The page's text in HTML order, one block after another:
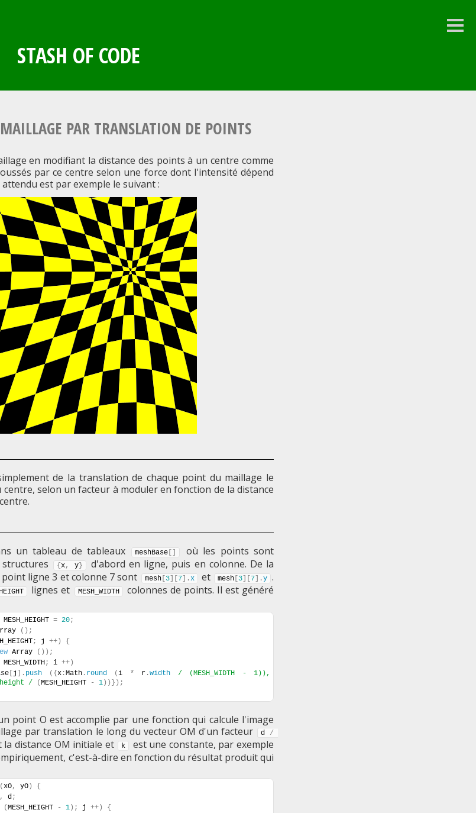
STASH OF CODE
PAR TRANSLATION DE POINTS
en modifiant la distance des points à un centre comme
par ce centre selon une force dont l'intensité dépend
est par exemple le suivant :
de la translation de chaque point du maillage le
centre, selon un facteur à moduler en fonction de la distance
un tableau de tableaux meshBase []
où les points sont
{x, y}
d'abord en ligne, puis en colonne. De la
ligne 3 et colonne 7 sont
mesh[3] [7] .x et mesh [3] [7] .y .
lignes et MESH_WIDTH
colonnes de points. Il est généré
MESH_HEIGHT = 20;
( ) ;
; j ++)
{
Array ( ) ) ;
MESH_WIDTH; i ++)
[j ] . push ( {x:Math. round (i * r .width
/ (MESH_WIDTH - 1)),
/
(MESH_HEIGHT - 1) ) } ) ;
point O est accomplie par une fonction qui calcule l'image
par translation le long du vecteur OM d'un facteur
d /
la distance OM initiale et k
est une constante, par exemple
c'est-à-dire en fonction du résultat produit qui
(xO, yO)
{
, d ;
(MESH_HEIGHT - 1) ; j ++)
{